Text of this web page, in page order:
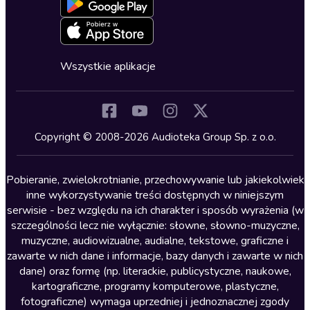
Kryminały
Lektury szkolne
Literatura anglojęzyczna
Literatura faktu
Literatura obyczajowa
Literatura piękna obca
Literatura piękna polska
Nagrania relaksacyjne
Deklaracja dostępności
Oferta dla firm i bibliotek
Zapowiedzi
Cykle audiobooków
Wszystkie aplikacje
Copyright © 2008-2026 Audioteka Group Sp. z o.o.
Pobieranie, zwielokrotnianie, przechowywanie lub jakiekolwiek
inne wykorzystywanie treści dostępnych w niniejszym
serwisie - bez względu na ich charakter i sposób wyrażenia (w
szczególności lecz nie wyłącznie: słowne, słowno-muzyczne,
muzyczne, audiowizualne, audialne, tekstowe, graficzne i
zawarte w nich dane i informacje, bazy danych i zawarte w nich
dane) oraz formę (np. literackie, publicystyczne, naukowe,
kartograficzne, programy komputerowe, plastyczne,
fotograficzne) wymaga uprzedniej i jednoznacznej zgody